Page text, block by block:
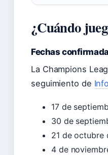
¿Cuándo
Fechas
La Champions
seguimiento de
17 de
30 de
21 de octubre
4 de